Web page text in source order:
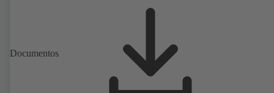
Documentos